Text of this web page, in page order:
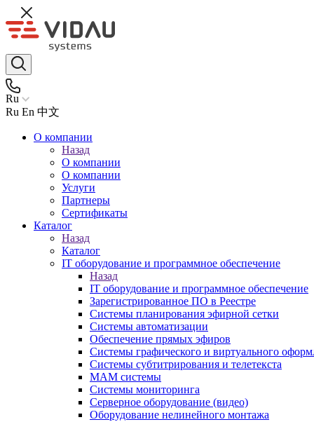
Ru
Ru En 中文
О компании
Назад
О компании
О компании
Услуги
Партнеры
Сертификаты
Каталог
Назад
Каталог
IT оборудование и программное обеспечение
Назад
IT оборудование и программное обеспечение
Зарегистрированное ПО в Реестре
Системы планирования эфирной сетки
Системы автоматизации
Обеспечение прямых эфиров
Системы графического и виртуального
Системы субтитрирования и телетекста
MAM системы
Системы мониторинга
Серверное оборудование (видео)
Оборудование нелинейного монтажа